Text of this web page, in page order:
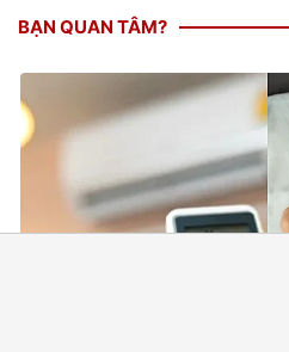
BẠN QUAN TÂM?